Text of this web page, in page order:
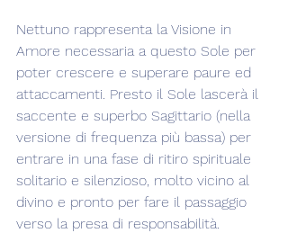
Nettuno rappresenta la Visione in
Amore necessaria a questo Sole per
poter crescere e superare paure ed
attaccamenti. Presto il Sole lascerà il
saccente e superbo Sagittario (nella
versione di frequenza più bassa) per
entrare in una fase di ritiro spirituale
solitario e silenzioso, molto vicino al
divino e pronto per fare il passaggio
verso la presa di responsabilità.